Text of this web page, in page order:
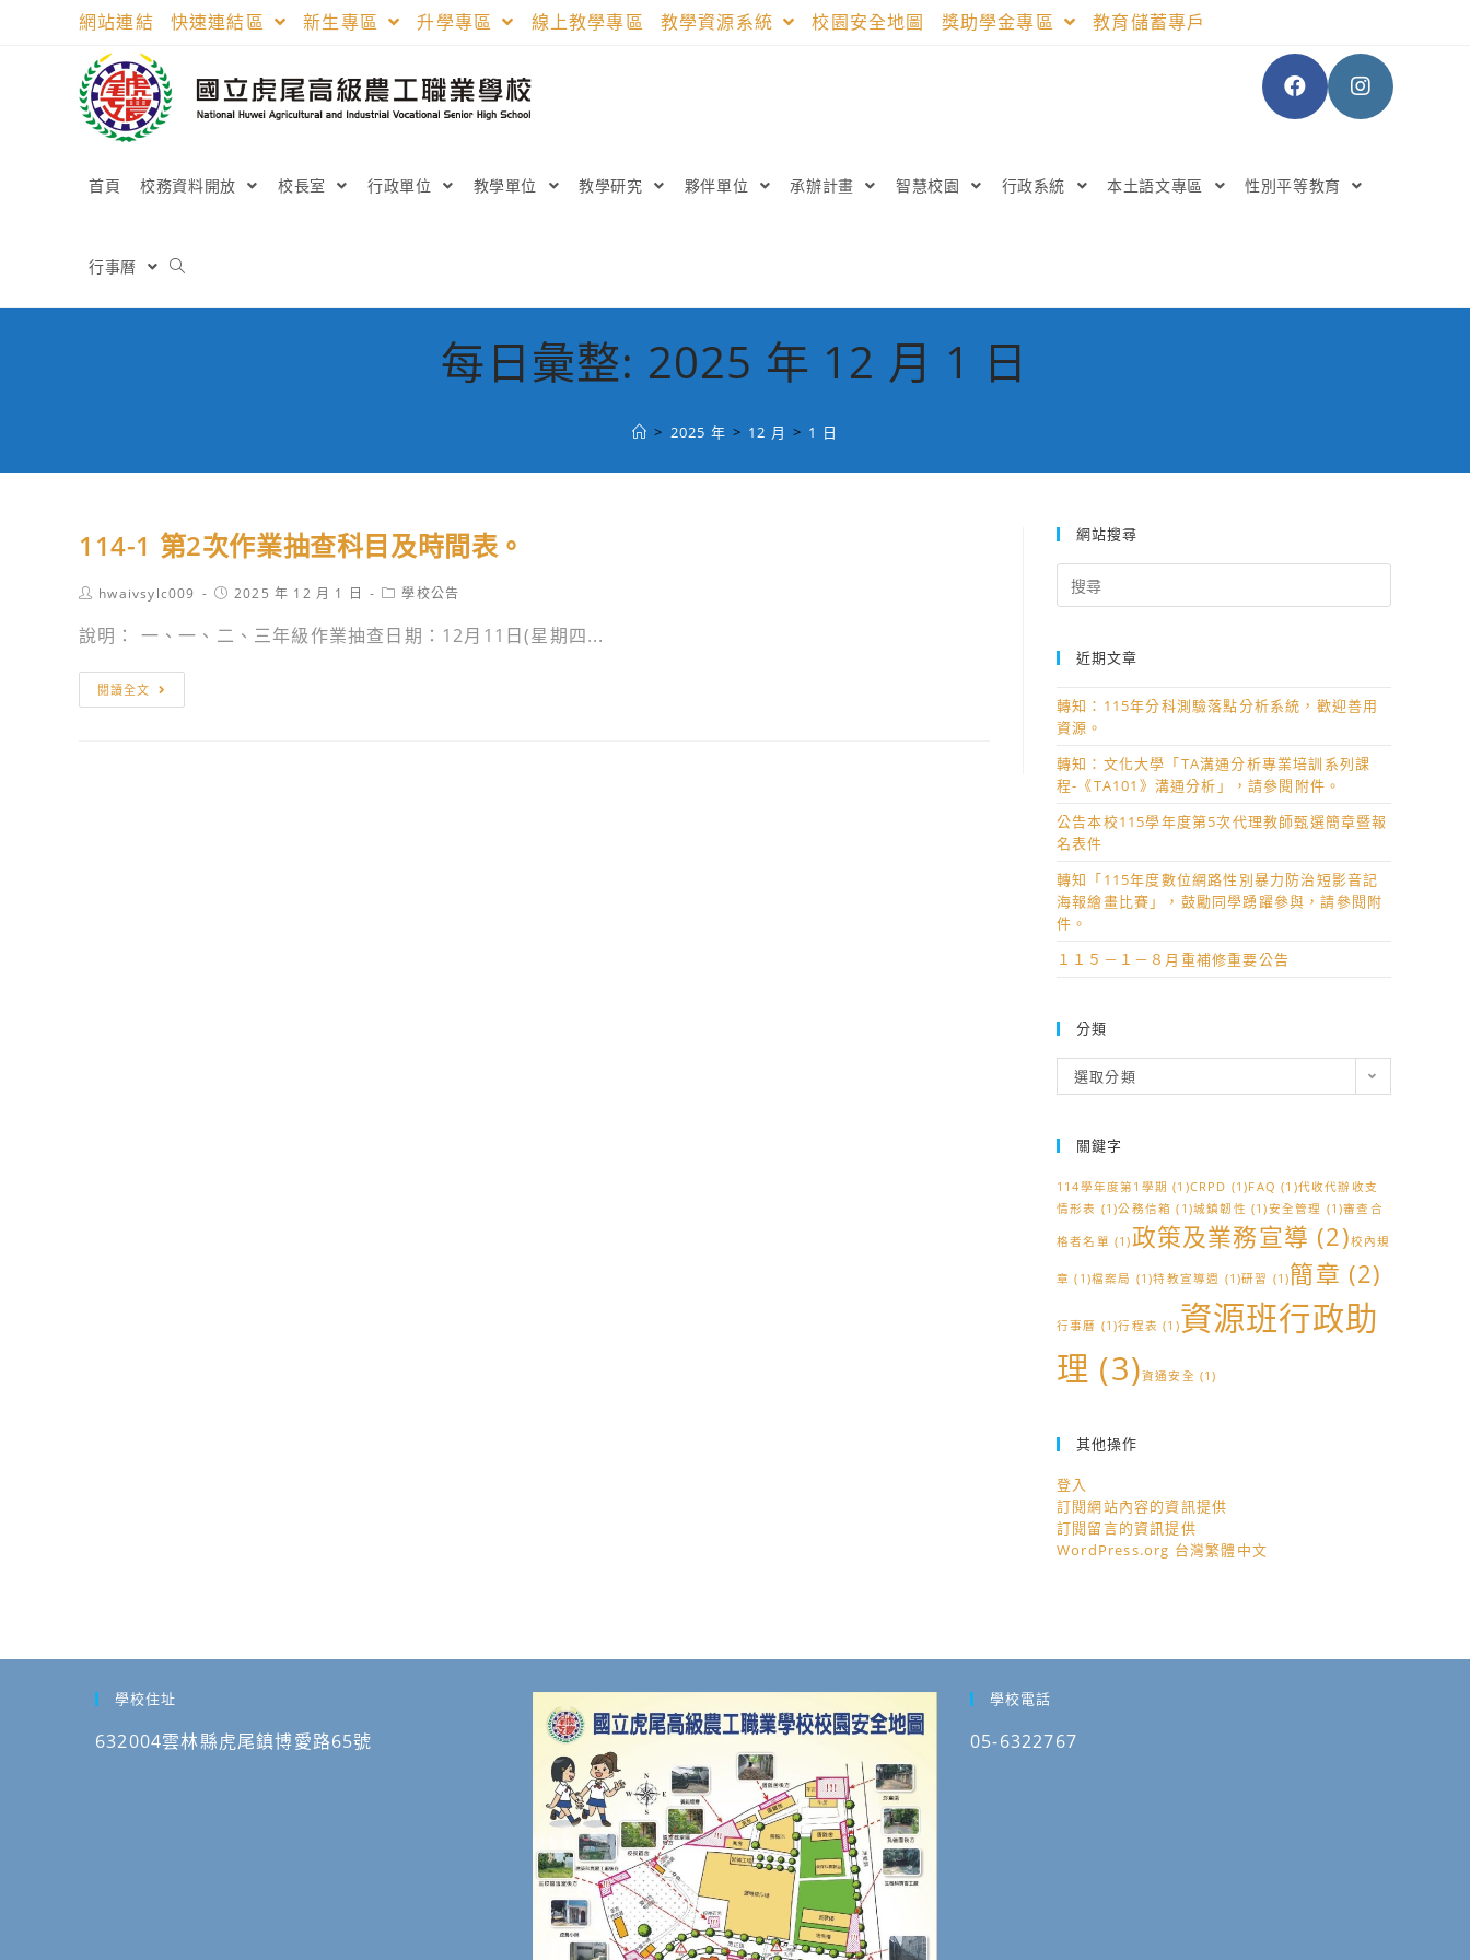
網站連結 快速連結區 新生專區 升學專區 線上教學專區 教學資源系統 校園安全地圖 獎助學金專區 教育儲蓄專戶
首頁 校務資料開放 校長室 行政單位 教學單位 教學研究 夥伴單位 承辦計畫 智慧校園 行政系統 本土語文專區 性別平等教育
行事曆
每日彙整: 2025 年 12 月 1 日
> 2025 年 > 12 月 > 1 日
114-1 第2次作業抽查科目及時間表。
Posthwaivsylc009
Post2025 年 12 月 1 日
Post學校公告
說明： 一、一、二、三年級作業抽查日期：12月11日(星期四...
閱讀全文
1
網站搜尋
for:
近期文章
轉知：115年分科測驗落點分析系統，歡迎善用
資源。
轉知：文化大學「TA溝通分析專業培訓系列課
程-《TA101》溝通分析」，請參閱附件。
公告本校115學年度第5次代理教師甄選簡章暨報
名表件
轉知「115年度數位網路性別暴力防治短影音記
海報繪畫比賽」，鼓勵同學踴躍參與，請參閱附
件。
１１５－１－８月重補修重要公告
分類
類
選取分類
關鍵字
114學年度第1學期 (1)CRPD (1)FAQ (1)代收代辦收支
情形表 (1)公務信箱 (1)城鎮韌性 (1)安全管理 (1)審查合
格者名單 (1)政策及業務宣導 (2)校內規
章 (1)檔案局 (1)特教宣導週 (1)研習 (1)簡章 (2)
行事曆 (1)行程表 (1)資源班行政助
理 (3)資通安全 (1)
其他操作
登入
訂閱網站內容的資訊提供
訂閱留言的資訊提供
WordPress.org 台灣繁體中文
學校住址
632004雲林縣虎尾鎮博愛路65號
學校電話
05-6322767